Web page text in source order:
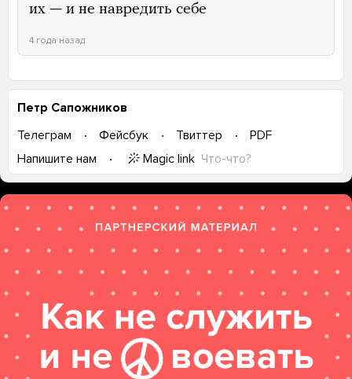
их — и не навредить себе
4 года назад
Петр Сапожников
Телеграм
Фейсбук Твиттер
PDF
Напишите нам
Magic link Что-что?